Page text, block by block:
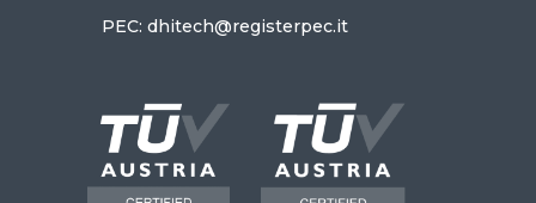
PEC: dhitech@registerpec.it